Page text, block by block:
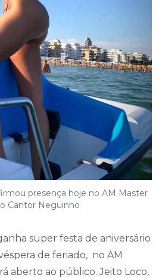
presença hoje no AM Master
Cantor Neguinho
super festa de aniversário
de feriado, no AM
aberto ao público. Jeito Loco,